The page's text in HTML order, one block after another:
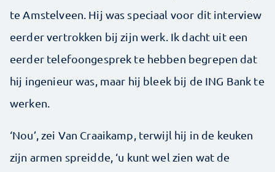
te ­Amstelveen. Hij was speciaal voor dit interview
eerder vertrokken bij zijn werk. Ik dacht uit een
eerder telefoongesprek te hebben begrepen dat
hij ingenieur was, maar hij bleek bij de ING Bank te
werken.
‘Nou’, zei Van Craaikamp, terwijl hij in de keuken
zijn armen spreidde, ‘u kunt wel zien wat de